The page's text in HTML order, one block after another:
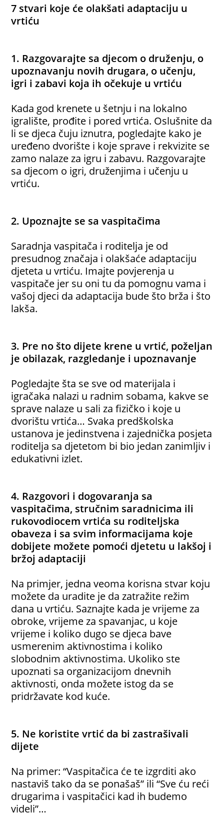
7 stvari koje će olakšati adaptaciju u
vrtiću
1. Razgovarajte sa djecom o druženju, o
upoznavanju novih drugara, o učenju,
igri i zabavi koja ih očekuje u vrtiću
Kada god krenete u šetnju i na lokalno
igralište, prođite i pored vrtića. Oslušnite da
li se djeca čuju iznutra, pogledajte kako je
uređeno dvorište i koje sprave i rekvizite se
zamo nalaze za igru i zabavu. Razgovarajte
sa djecom o igri, druženjima i učenju u
vrtiću.
2. Upoznajte se sa vaspitačima
Saradnja vaspitača i roditelja je od
presudnog značaja i olakšaće adaptaciju
djeteta u vrtiću. Imajte povjerenja u
vaspitače jer su oni tu da pomognu vama i
vašoj djeci da adaptacija bude što brža i što
lakša.
3. Pre no što dijete krene u vrtić, poželjan
je obilazak, razgledanje i upoznavanje
Pogledajte šta se sve od materijala i
igračaka nalazi u radnim sobama, kakve se
sprave nalaze u sali za fizičko i koje u
dvorištu vrtića… Svaka predškolska
ustanova je jedinstvena i zajednička posjeta
roditelja sa djetetom bi bio jedan zanimljiv i
edukativni izlet.
4. Razgovori i dogovaranja sa
vaspitačima, stručnim saradnicima ili
rukovodiocem vrtića su roditeljska
obaveza i sa svim informacijama koje
dobijete možete pomoći djetetu u lakšoj i
bržoj adaptaciji
Na primjer, jedna veoma korisna stvar koju
možete da uradite je da zatražite režim
dana u vrtiću. Saznajte kada je vrijeme za
obroke, vrijeme za spavanjac, u koje
vrijeme i koliko dugo se djeca bave
usmerenim aktivnostima i koliko
slobodnim aktivnostima. Ukoliko ste
upoznati sa organizacijom dnevnih
aktivnosti, onda možete istog da se
pridržavate kod kuće.
5. Ne koristite vrtić da bi zastrašivali
dijete
Na primer: “Vaspitačica će te izgrditi ako
nastaviš tako da se ponašaš” ili “Sve ću reći
drugarima i vaspitačici kad ih budemo
videli”…